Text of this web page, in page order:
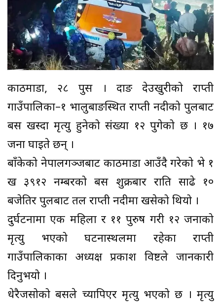
काठमाडौं, २८ पुस । दाङ देउखुरीको राप्ती
गाउँपालिका–१ भालुबाङस्थित राप्ती नदीको पुलबाट
बस खस्दा मृत्यु हुनेको संख्या १२ पुगेको छ । १७
जना घाइते छन् ।
बाँकेको नेपालगञ्जबाट काठमाडौं आउँदै गरेको भे १
ख ३९१२ नम्बरको बस शुक्रबार राति साढे १०
बजेतिर पुलबाट तल राप्ती नदीमा खसेको थियो ।
दुर्घटनामा एक महिला र ११ पुरुष गरी १२ जनाको
मृत्यु भएको घटनास्थलमा रहेका राप्ती
गाउँपालिकाका अध्यक्ष प्रकाश विष्टले जानकारी
दिनुभयो ।
धेरैजसोको बसले च्यापिएर मृत्यु भएको छ । मृत्यु